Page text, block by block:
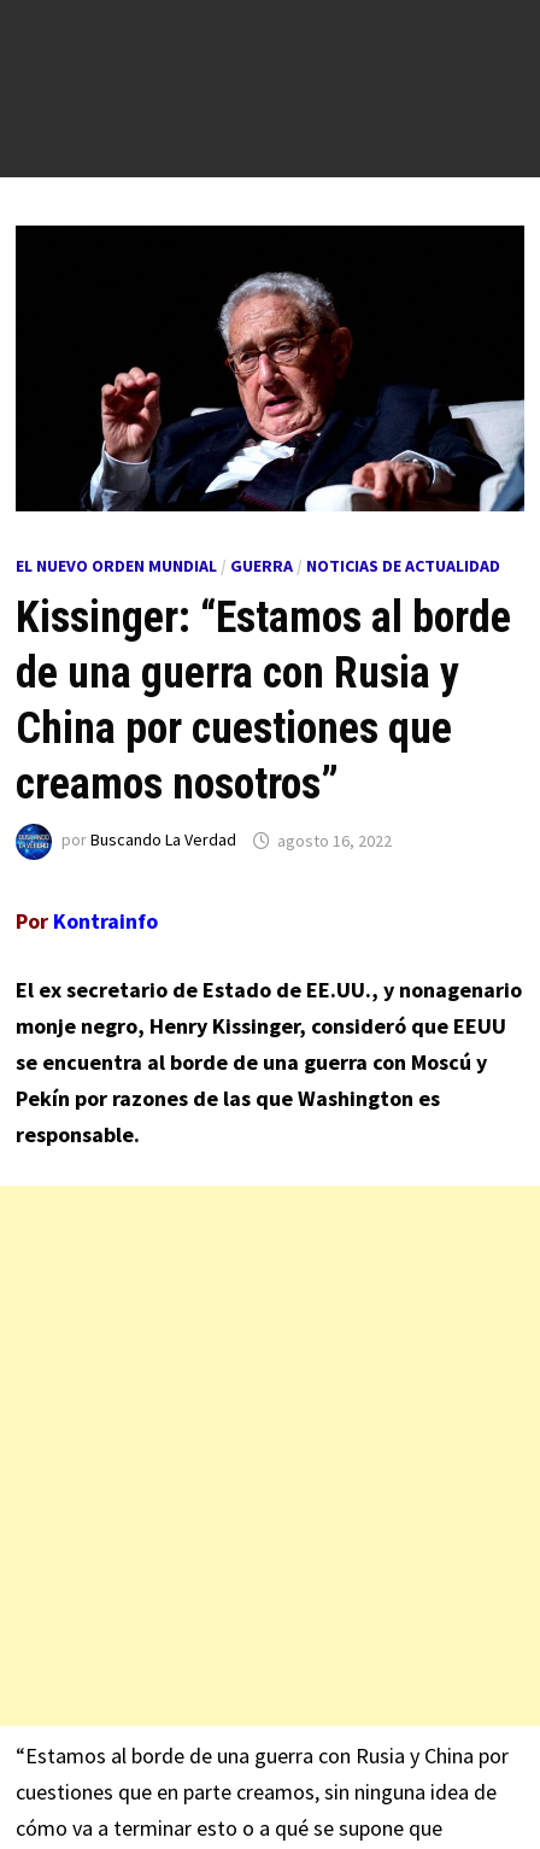
EL NUEVO ORDEN MUNDIAL/ GUERRA/ NOTICIAS DE ACTUALIDAD
Kissinger: “Estamos al borde
de una guerra con Rusia y
China por cuestiones que
creamos nosotros”
porBuscando La Verdad agosto 16, 2022
Por Kontrainfo
El ex secretario de Estado de EE.UU., y nonagenario
monje negro, Henry Kissinger, consideró que EEUU
se encuentra al borde de una guerra con Moscú y
Pekín por razones de las que Washington es
responsable.
“Estamos al borde de una guerra con Rusia y China por
cuestiones que en parte creamos, sin ninguna idea de
cómo va a terminar esto o a qué se supone que